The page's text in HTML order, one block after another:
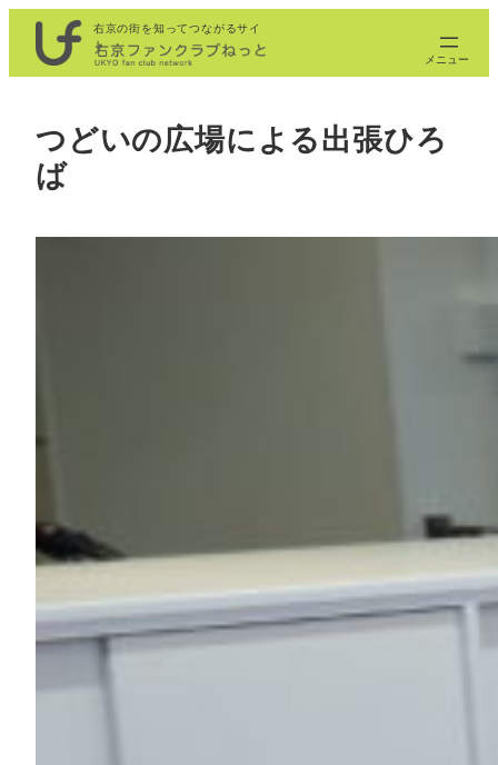
を
右京の街を知ってつながるサイ
ト
つどいの広場による出張ひろ
ば